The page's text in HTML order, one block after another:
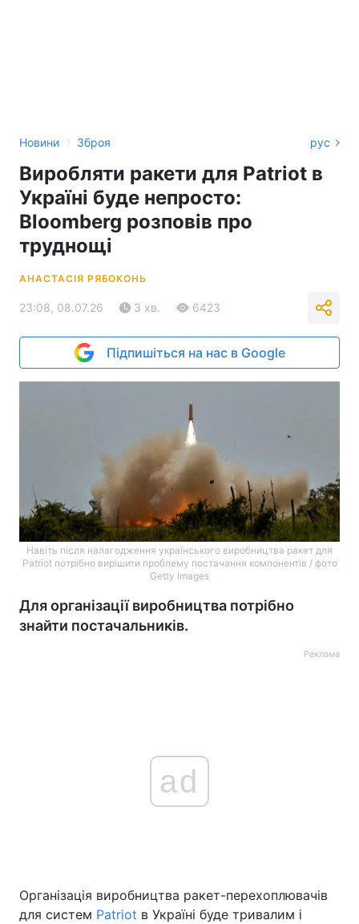
Новини › Зброя рус
Виробляти ракети для Patriot в
Україні буде непросто:
Bloomberg розповів про
труднощі
АНАСТАСІЯ РЯБОКОНЬ
23:08, 08.07.26 3 хв. 6423
Підпишіться на нас в Google
Навіть після налагодження українського виробництва ракет для
Patriot потрібно вирішити проблему постачання компонентів / фото
Getty Images
Для організації виробництва потрібно
знайти постачальників.
Реклама
ad
Організація виробництва ракет-перехоплювачів
для систем Patriot в Україні буде тривалим і